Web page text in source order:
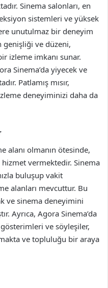
Sinema salonları, en
sistemleri ve yüksek
unutulmaz bir deneyim
genişliği ve düzeni,
izleme imkanı sunar.
Sinema’da yiyecek ve
Patlamış mısır,
deneyiminizi daha da
alanı olmanın ötesinde,
vermektedir. Sinema
buluşup vakit
alanları mevcuttur. Bu
ve sinema deneyimini
Ayrıca, Agora Sinema’da
ve söyleşiler,
ve topluluğu bir araya